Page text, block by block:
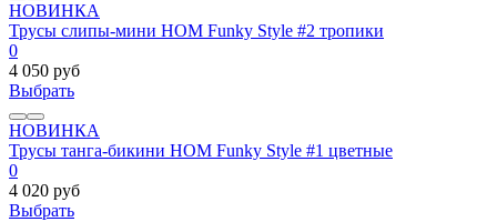
НОВИНКА
Трусы слипы-мини HOM Funky Style #2 тропики
0
4 050 руб
Выбрать
НОВИНКА
Трусы танга-бикини HOM Funky Style #1 цветные
0
4 020 руб
Выбрать